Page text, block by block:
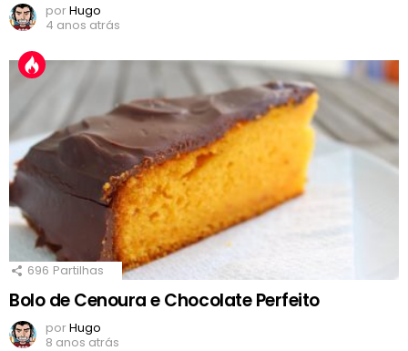
porHugo
4 anos atrás
696 Partilhas
Bolo de Cenoura e Chocolate Perfeito
porHugo
8 anos atrás